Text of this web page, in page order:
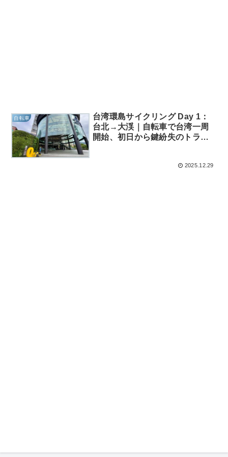
自転車
台湾環島サイクリング Day 1：
台北→大渓｜自転車で台湾一周
開始、初日から鍵紛失のトラブ
2025.12.29